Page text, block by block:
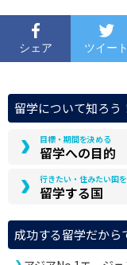
シェア ツイート
留学について知ろう
目標・期間を決める
留学への目的
行きたい・住みたい国
留学する国
成功する留学だから